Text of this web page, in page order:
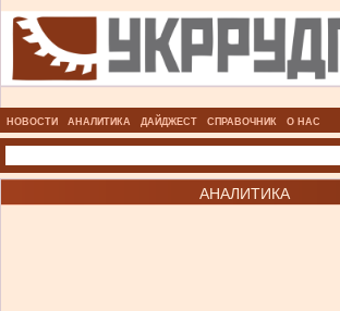
НОВОСТИ АНАЛИТИКА ДАЙДЖЕСТ СПРАВОЧНИК О НАС
АНАЛИТИКА